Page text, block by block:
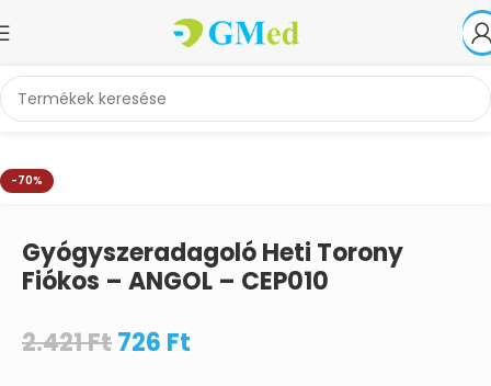
Kezdőlap Orvosi és ápolási eszközök Egyéb orvosi segédeszközök
-70%
Gyógyszeradagoló Heti Torony
Fiókos – ANGOL – CEP010
2.421Ft726 Ft